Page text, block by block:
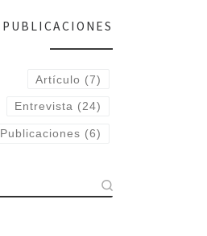
PUBLICACIONES
Artículo (7)
Entrevista (24)
Publicaciones (6)